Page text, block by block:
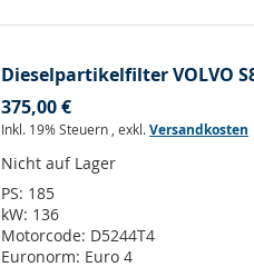
Dieselpartikelfilter VOLVO
375,00 €
Inkl. 19% Steuern ,exkl.Versandkosten
Nicht auf Lager
PS: 185
kW: 136
Motorcode: D5244T4
Euronorm: Euro 4